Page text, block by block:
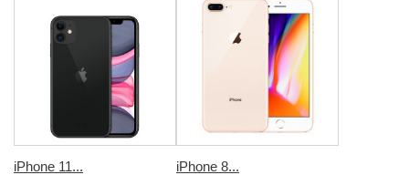
iPhone 11... iPhone 8...